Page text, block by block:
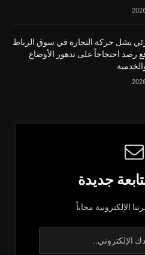
يشل حركة التجارة في سوق الرباط
رصد احتجاجاً على تدهور الأوضاع
جديدة
الإلكترونية مجاناً